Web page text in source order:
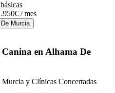
/ mes
Murcia
en Alhama De
y Clínicas Concertadas